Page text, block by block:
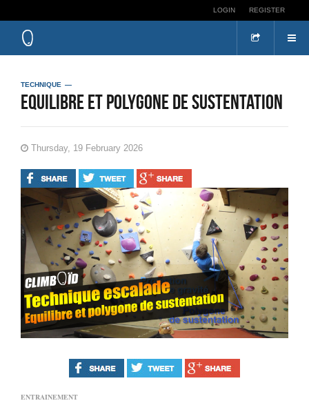
LOGIN REGISTER
TECHNIQUE
Equilibre et polygone de sustentation
Thursday, 19 February 2026
ENTRAINEMENT